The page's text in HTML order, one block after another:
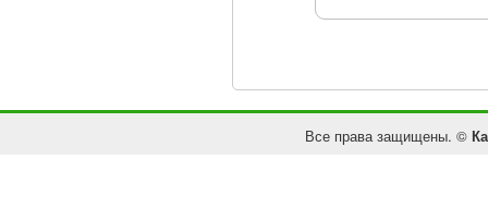
Все права защищены. ©